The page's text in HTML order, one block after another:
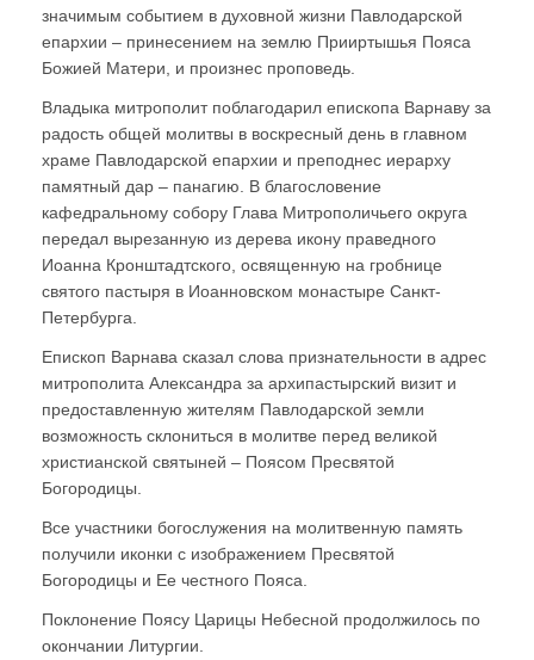
значимым событием в духовной жизни Павлодарской
епархии – принесением на землю Прииртышья Пояса
Божией Матери, и произнес проповедь.
Владыка митрополит поблагодарил епископа Варнаву за
радость общей молитвы в воскресный день в главном
храме Павлодарской епархии и преподнес иерарху
памятный дар – панагию. В благословение
кафедральному собору Глава Митрополичьего округа
передал вырезанную из дерева икону праведного
Иоанна Кронштадтского, освященную на гробнице
святого пастыря в Иоанновском монастыре Санкт-
Петербурга.
Епископ Варнава сказал слова признательности в адрес
митрополита Александра за архипастырский визит и
предоставленную жителям Павлодарской земли
возможность склониться в молитве перед великой
христианской святыней – Поясом Пресвятой
Богородицы.
Все участники богослужения на молитвенную память
получили иконки с изображением Пресвятой
Богородицы и Ее честного Пояса.
Поклонение Поясу Царицы Небесной продолжилось по
окончании Литургии.